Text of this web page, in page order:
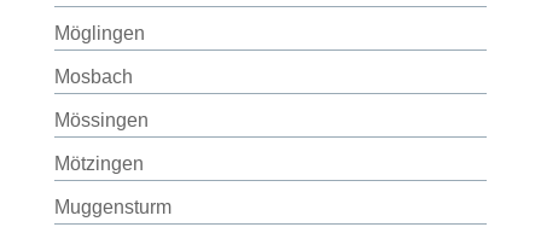
Möglingen
Mosbach
Mössingen
Mötzingen
Muggensturm